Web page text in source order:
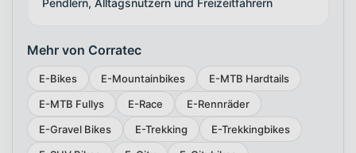
Pendlern, Alltagsnutzern und Freizeitfahrern
Mehr von Corratec
E-Bikes E-Mountainbikes
E-MTB Hardtails
E-MTB Fullys
E-Race
E-Rennräder
E-Gravel Bikes
E-Trekking
E-Trekkingbikes